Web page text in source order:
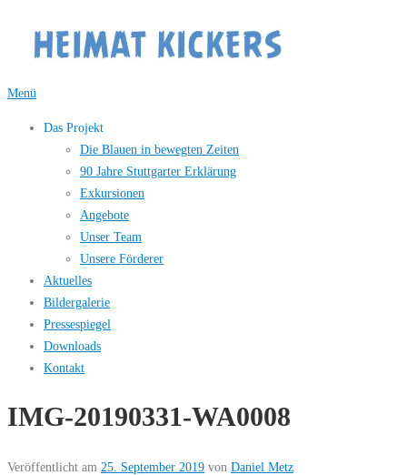
Inhalt
springen
Menü
Das Projekt
Die Blauen in bewegten Zeiten
90 Jahre Stuttgarter Erklärung
Exkursionen
Angebote
Unser Team
Unsere Förderer
Aktuelles
Bildergalerie
Pressespiegel
Downloads
Kontakt
IMG-20190331-WA0008
Veröffentlicht am 25. September 2019 von Daniel Metz